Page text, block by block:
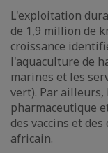
L'exploitation
de 1,9 million de
croissance
l'aquaculture de
marines et les
vert). Par ailleurs,
pharmaceutique
des vaccins et
africain.